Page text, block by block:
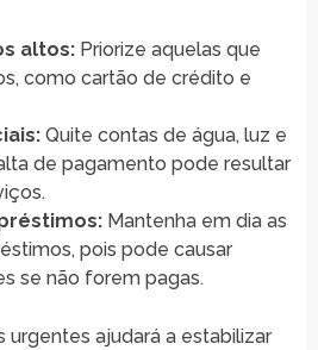
altos:Priorize aquelas que
como cartão de crédito e
Quite contas de água, luz e
de pagamento pode resultar
Mantenha em dia as
pois pode causar
se não forem pagas.
urgentes ajudará a estabilizar